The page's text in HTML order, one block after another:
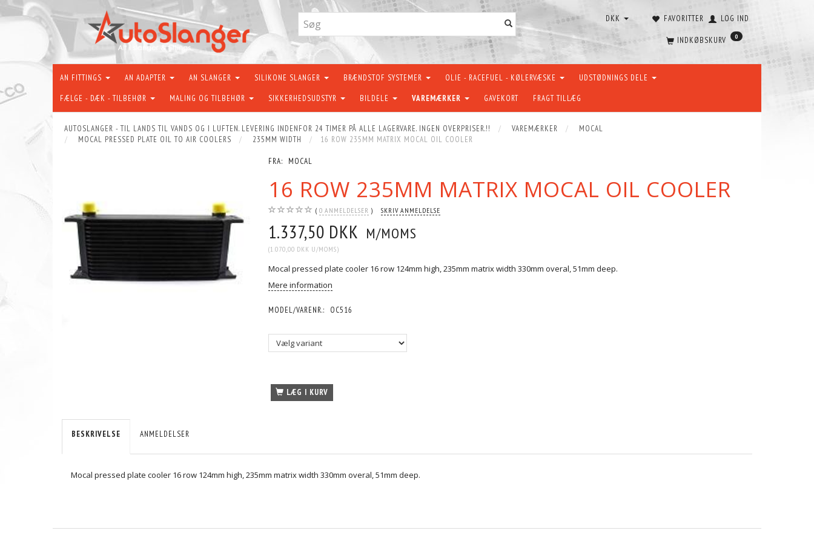
FAVORITTER LOG IND
DKK
INDKØBSKURV 0
AN FITTINGS AN ADAPTER AN SLANGER SILIKONE SLANGER BRÆNDSTOF SYSTEMER OLIE - RACEFUEL - KØLERVÆSKE UDSTØDNINGS DELE
FÆLGE - DÆK - TILBEHØR MALING OG TILBEHØR SIKKERHEDSUDSTYR BILDELE VAREMÆRKER GAVEKORT FRAGT TILLÆG
AUTOSLANGER - TIL LANDS TIL VANDS OG I LUFTEN. LEVERING INDENFOR 24 TIMER PÅ ALLE LAGERVARE. INGEN OVERPRISER.!! VAREMÆRKER
MOCAL
MOCAL PRESSED PLATE OIL TO AIR COOLERS
235MM WIDTH 16 ROW 235MM MATRIX MOCAL OIL COOLER
FRA: MOCAL
16 ROW 235MM MATRIX MOCAL OIL COOLER
0 ANMELDELSER SKRIV ANMELDELSE
1.337,50 DKK M/MOMS
(1.070,00 DKK U/MOMS)
Mocal pressed plate cooler 16 row 124mm high, 235mm matrix width 330mm overal, 51mm deep.
Mere information
MODEL/VARENR.: OC516
LÆG I KURV
BESKRIVELSE ANMELDELSER
Mocal pressed plate cooler 16 row 124mm high, 235mm matrix width 330mm overal, 51mm deep.